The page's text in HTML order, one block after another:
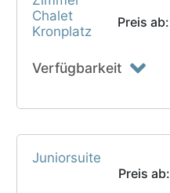
Chalet
Kronplatz
Preis ab:
Verfügbarkeit
Juniorsuite
Preis ab: